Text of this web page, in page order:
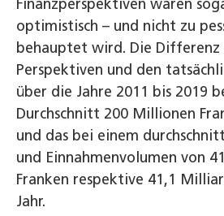
Finanzperspektiven waren
optimistisch – und nicht zu
behauptet wird. Die Differenz
Perspektiven und den
über die Jahre 2011 bis 2019
Durchschnitt 200 Millionen
und das bei einem
und Einnahmenvolumen von
Franken respektive 41,1
Jahr.